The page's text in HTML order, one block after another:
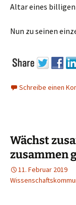
Altar eines
Nun zu seinen
Schreibe einen
Wächst
zusammen
11. Februar 2019